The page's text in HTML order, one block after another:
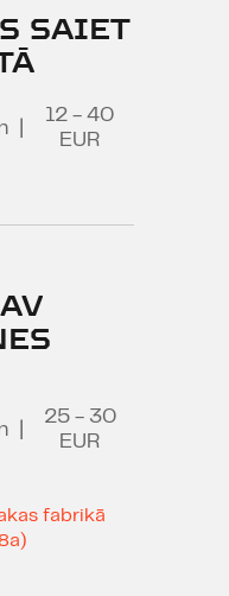
SAIET
12 - 40
EUR
25 - 30
EUR
fabrikā